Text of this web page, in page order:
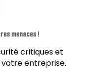
menaces !
critiques et
entreprise.